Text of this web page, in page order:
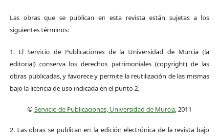
Las obras que se publican en esta revista están sujetas a los
siguientes términos:
1. El Servicio de Publicaciones de la Universidad de Murcia (la
editorial) conserva los derechos patrimoniales (copyright) de las
obras publicadas, y favorece y permite la reutilización de las mismas
bajo la licencia de uso indicada en el punto 2.
©Servicio de Publicaciones, Universidad de Murcia, 2011
2. Las obras se publican en la edición electrónica de la revista bajo